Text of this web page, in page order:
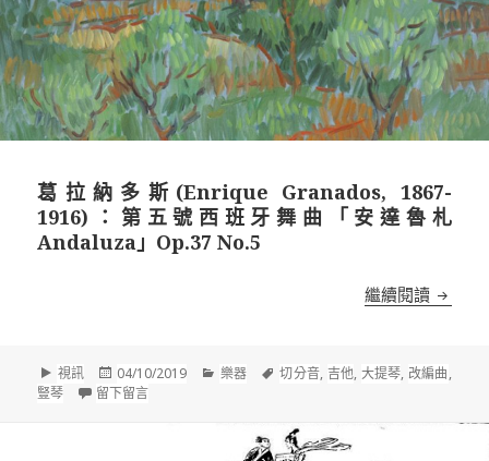
葛拉納多斯(Enrique Granados, 1867-
1916)：第五號西班牙舞曲「安達魯札
Andaluza」Op.37 No.5
繼續閱讀 葛拉
格
式
視訊
發
佈
04/10/2019
分
樂器
標
切分音, 吉他, 大提琴, 改編曲,
豎琴
留下留言在 葛拉納多斯(Enrique Granados, 1867-1916)：第五號